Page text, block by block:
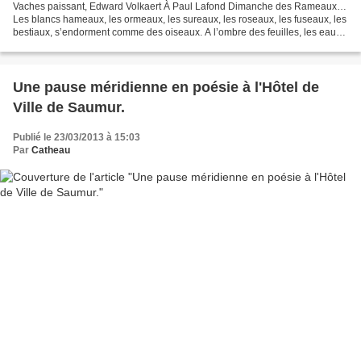
Vaches paissant, Edward Volkaert À Paul Lafond Dimanche des Rameaux…
Les blancs hameaux, les ormeaux, les sureaux, les roseaux, les fuseaux, les
bestiaux, s’endorment comme des oiseaux. A l’ombre des feuilles, les eaux
Une pause méridienne en poésie à l'Hôtel de
Ville de Saumur.
Publié le 23/03/2013 à 15:03
Par Catheau